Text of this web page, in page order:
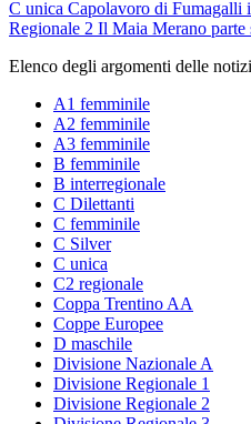
C unica Capolavoro di Fumagalli
Regionale 2 Il Maia Merano parte
Elenco degli argomenti delle
A1 femminile
A2 femminile
A3 femminile
B femminile
B interregionale
C Dilettanti
C femminile
C Silver
C unica
C2 regionale
Coppa Trentino AA
Coppe Europee
D maschile
Divisione Nazionale A
Divisione Regionale 1
Divisione Regionale 2